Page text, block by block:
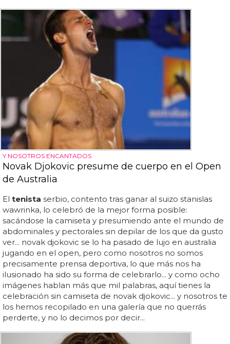
Y NOSOTROS ENCANTADOS
Novak Djokovic presume de cuerpo en el Open
de Australia
El tenista serbio, contento tras ganar al suizo stanislas
wawrinka, lo celebró de la mejor forma posible:
sacándose la camiseta y presumiendo ante el mundo de
abdominales y pectorales sin depilar de los que da gusto
ver... novak djokovic se lo ha pasado de lujo en australia
jugando en el open, pero como nosotros no somos
precisamente prensa deportiva, lo que más nos ha
ilusionado ha sido su forma de celebrarlo... y como ocho
imágenes hablan más que mil palabras, aquí tienes la
celebración sin camiseta de novak djokovic... y nosotros te
los hemos recopilado en una galería que no querrás
perderte, y no lo decimos por decir...